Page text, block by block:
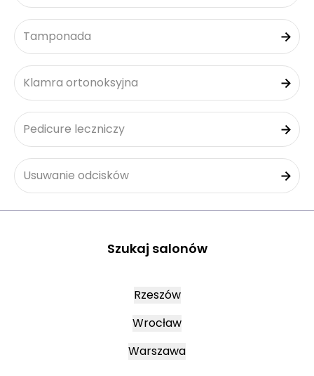
Tamponada
Klamra ortonoksyjna
Pedicure leczniczy
Usuwanie odcisków
Szukaj salonów
Rzeszów
Wrocław
Warszawa